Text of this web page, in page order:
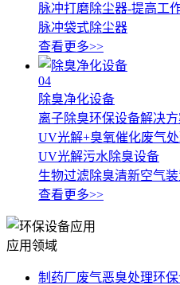
脉冲打磨除尘器-提高工
脉冲袋式除尘器
查看更多>>
04
除臭净化设备
离子除臭环保设备解决
UV光解+臭氧催化废气
UV光解污水除臭设备
生物过滤除臭清新空气装
查看更多>>
应用领域
制药厂废气恶臭处理环